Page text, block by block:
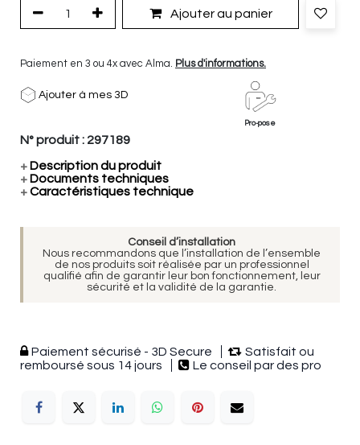
Ajouter au panier
Paiement en 3 ou 4x avec Alma. Plus d'informations.
Ajouter à mes 3D
Pro-pose
N° produit : 297189
+ Description du produit
+ Documents techniques
+Caractéristiques technique
Conseil d’installation
Nous recommandons que l’installation de l’ensemble
de nos produits soit réalisée par un professionnel
qualifié afin de garantir leur bon fonctionnement, leur
sécurité et la validité de la garantie.
Paiement sécurisé - 3D Secure
Satisfait ou
remboursé sous 14 jours
Le conseil par des pro